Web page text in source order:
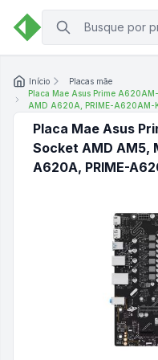
Início
Placas mãe
Placa Mae Asus Prime
AMD A620A, PRIME-A620AM-
Placa Mae Asus
Socket AMD AM5,
A620A, PRIME-